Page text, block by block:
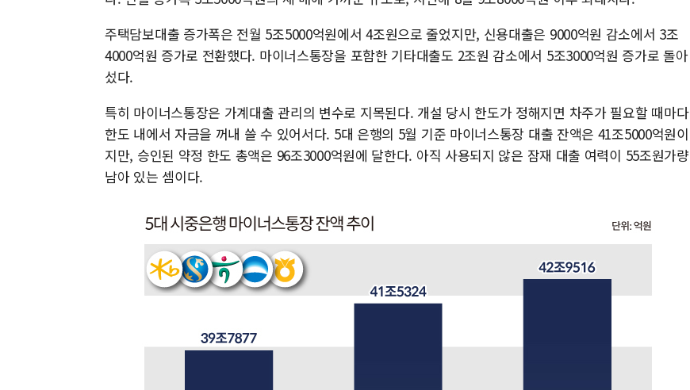
주택담보대출 증가폭은 전월 5조5000억원에서 4조원으로 줄었지만, 신용대출은 9000억원 감소에서 3조
4000억원 증가로 전환했다. 마이너스통장을 포함한 기타대출도 2조원 감소에서 5조3000억원 증가로 돌아
섰다.
특히 마이너스통장은 가계대출 관리의 변수로 지목된다. 개설 당시 한도가 정해지면 차주가 필요할 때마다
한도 내에서 자금을 꺼내 쓸 수 있어서다. 5대 은행의 5월 기준 마이너스통장 대출 잔액은 41조5000억원이
지만, 승인된 약정 한도 총액은 96조3000억원에 달한다. 아직 사용되지 않은 잠재 대출 여력이 55조원가량
남아 있는 셈이다.